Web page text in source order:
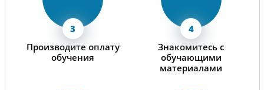
Производите оплату
обучения
Знакомитесь с
обучающими
материалами